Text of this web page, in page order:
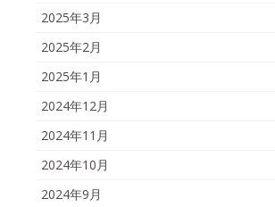
2025年3月
2025年2月
2025年1月
2024年12月
2024年11月
2024年10月
2024年9月